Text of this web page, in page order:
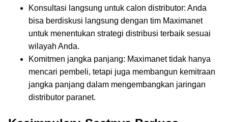
Konsultasi langsung untuk calon distributor: Anda
bisa berdiskusi langsung dengan tim Maximanet
untuk menentukan strategi distribusi terbaik sesuai
wilayah Anda.
Komitmen jangka panjang: Maximanet tidak hanya
mencari pembeli, tetapi juga membangun kemitraan
jangka panjang dalam mengembangkan jaringan
distributor paranet.